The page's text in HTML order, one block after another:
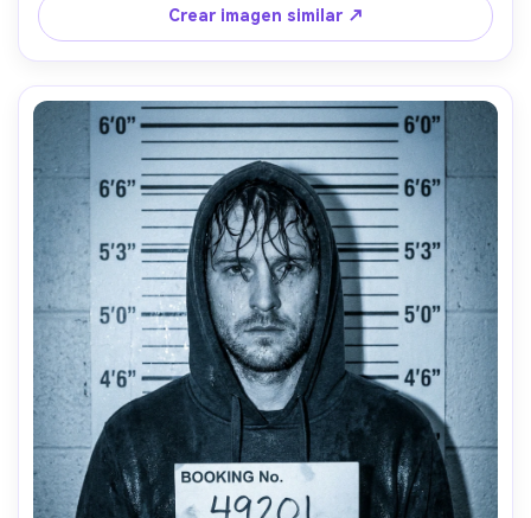
V y 85mm, encuadre simétrico, enfoque muy nítido,
realismo lujoso --ar 4:5
Crear imagen similar ↗